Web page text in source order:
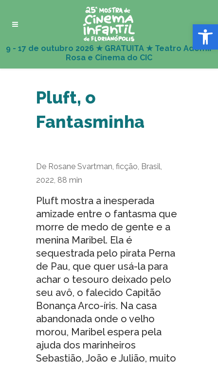
Abrir
Pluft, o
Fantasminha
De Rosane Svartman, ficção, Brasil,
2022, 88 min
Pluft mostra a inesperada
amizade entre o fantasma que
morre de medo de gente e a
menina Maribel. Ela é
sequestrada pelo pirata Perna
de Pau, que quer usá-la para
achar o tesouro deixado pelo
seu avô, o falecido Capitão
Bonança Arco-íris. Na casa
abandonada onde o velho
morou, Maribel espera pela
ajuda dos marinheiros
Sebastião, João e Julião, muito